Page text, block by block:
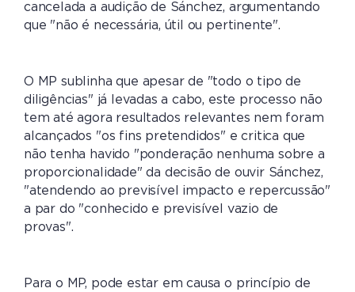
cancelada a audição de Sánchez, argumentando
que "não é necessária, útil ou pertinente".
O MP sublinha que apesar de "todo o tipo de
diligências" já levadas a cabo, este processo não
tem até agora resultados relevantes nem foram
alcançados "os fins pretendidos" e critica que
não tenha havido "ponderação nenhuma sobre a
proporcionalidade" da decisão de ouvir Sánchez,
"atendendo ao previsível impacto e repercussão"
a par do "conhecido e previsível vazio de
provas".
Para o MP, pode estar em causa o princípio de